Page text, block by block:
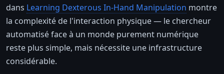
dans Learning Dexterous In-Hand Manipulation montre
la complexité de l'interaction physique — le chercheur
automatisé face à un monde purement numérique
reste plus simple, mais nécessite une infrastructure
considérable.